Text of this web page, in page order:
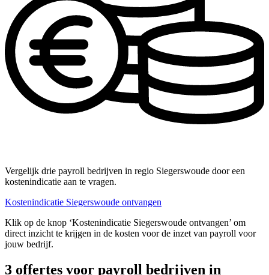
Vergelijk drie payroll bedrijven in regio Siegerswoude door een
kostenindicatie aan te vragen.
Kostenindicatie Siegerswoude ontvangen
Klik op de knop ‘Kostenindicatie Siegerswoude ontvangen’ om
direct inzicht te krijgen in de kosten voor de inzet van payroll voor
jouw bedrijf.
3 offertes voor payroll bedrijven in